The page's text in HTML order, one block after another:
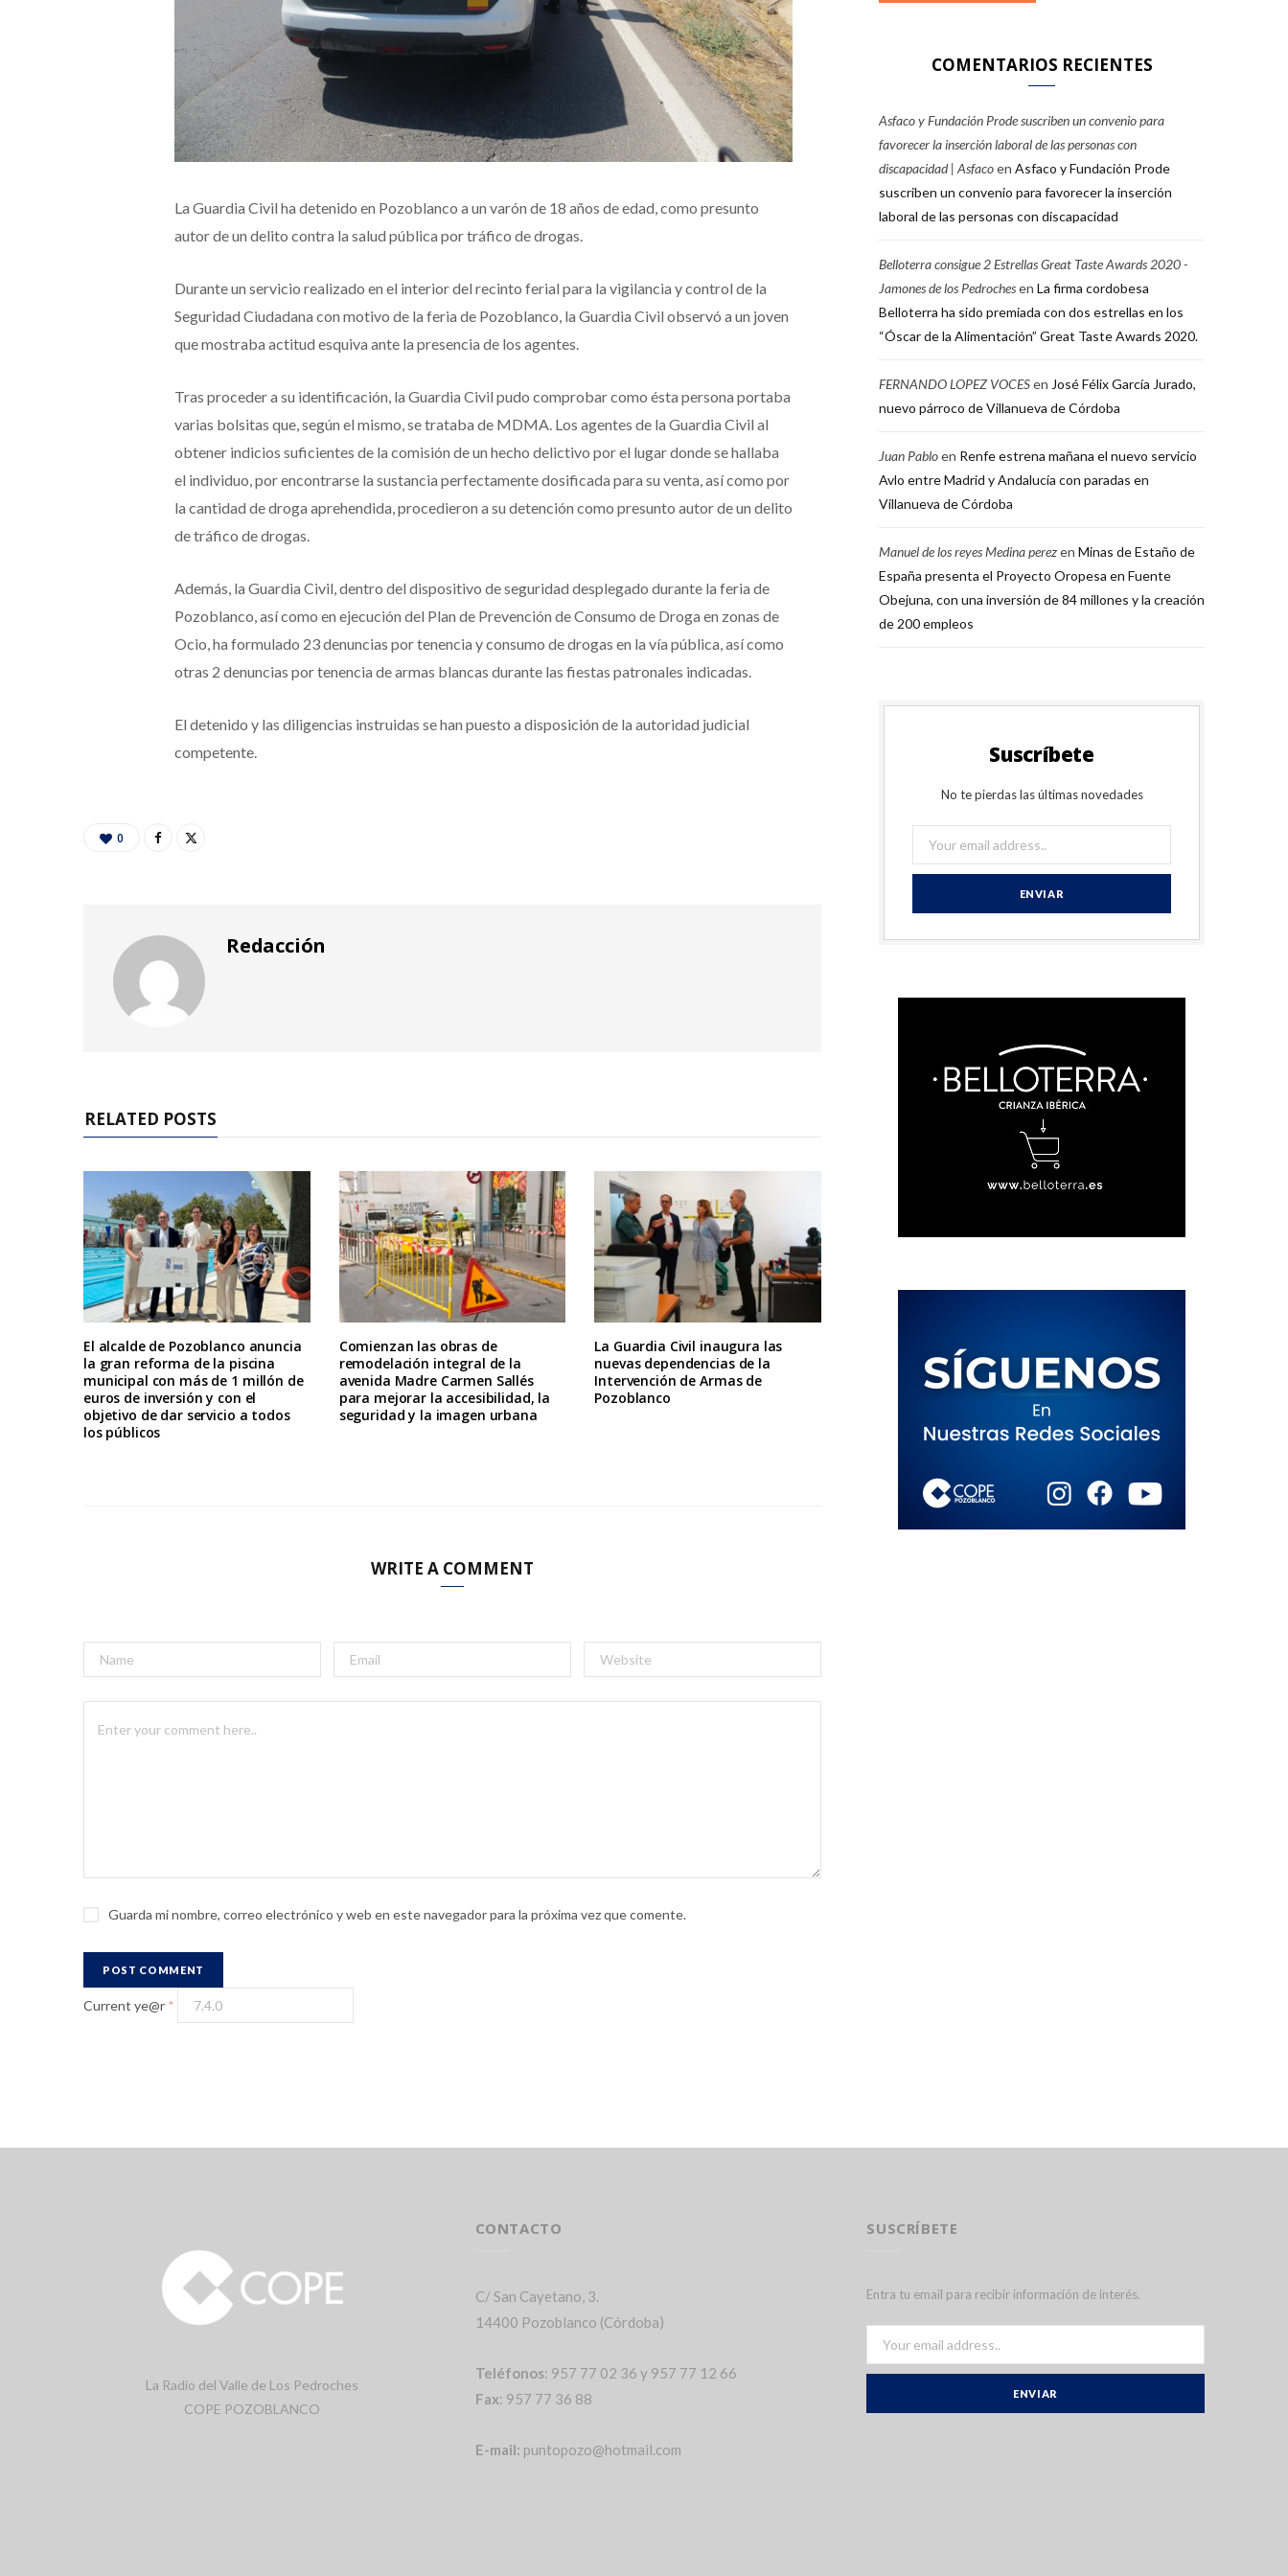
La Guardia Civil ha detenido en Pozoblanco a un varón de 18 años de edad, como presunto
autor de un delito contra la salud pública por tráfico de drogas.
Durante un servicio realizado en el interior del recinto ferial para la vigilancia y control de la
Seguridad Ciudadana con motivo de la feria de Pozoblanco, la Guardia Civil observó a un joven
que mostraba actitud esquiva ante la presencia de los agentes.
Tras proceder a su identificación, la Guardia Civil pudo comprobar como ésta persona portaba
varias bolsitas que, según el mismo, se trataba de MDMA. Los agentes de la Guardia Civil al
obtener indicios suficientes de la comisión de un hecho delictivo por el lugar donde se hallaba
el individuo, por encontrarse la sustancia perfectamente dosificada para su venta, así como por
la cantidad de droga aprehendida, procedieron a su detención como presunto autor de un delito
de tráfico de drogas.
Además, la Guardia Civil, dentro del dispositivo de seguridad desplegado durante la feria de
Pozoblanco, así como en ejecución del Plan de Prevención de Consumo de Droga en zonas de
Ocio, ha formulado 23 denuncias por tenencia y consumo de drogas en la vía pública, así como
otras 2 denuncias por tenencia de armas blancas durante las fiestas patronales indicadas.
El detenido y las diligencias instruidas se han puesto a disposición de la autoridad judicial
competente.
0
Redacción
RELATED POSTS
El alcalde de Pozoblanco anuncia
la gran reforma de la piscina
municipal con más de 1 millón de
euros de inversión y con el
objetivo de dar servicio a todos
los públicos
Comienzan las obras de
remodelación integral de la
avenida Madre Carmen Sallés
para mejorar la accesibilidad, la
seguridad y la imagen urbana
La Guardia Civil inaugura las
nuevas dependencias de la
Intervención de Armas de
Pozoblanco
WRITE A COMMENT
Guarda mi nombre, correo electrónico y web en este navegador para la próxima vez que comente.
Current ye@r *
COMENTARIOS RECIENTES
Asfaco y Fundación Prode suscriben un convenio para
favorecer la inserción laboral de las personas con
discapacidad | Asfacoen Asfaco y Fundación Prode
suscriben un convenio para favorecer la inserción
laboral de las personas con discapacidad
Belloterra consigue 2 Estrellas Great Taste Awards 2020 -
Jamones de los Pedrochesen La firma cordobesa
Belloterra ha sido premiada con dos estrellas en los
“Óscar de la Alimentación” Great Taste Awards 2020.
FERNANDO LOPEZ VOCESen José Félix García Jurado,
nuevo párroco de Villanueva de Córdoba
Juan Pabloen Renfe estrena mañana el nuevo servicio
Avlo entre Madrid y Andalucía con paradas en
Villanueva de Córdoba
Manuel de los reyes Medina perezen Minas de Estaño de
España presenta el Proyecto Oropesa en Fuente
Obejuna, con una inversión de 84 millones y la creación
de 200 empleos
Suscríbete
No te pierdas las últimas novedades
La Radio del Valle de Los Pedroches
COPE POZOBLANCO
CONTACTO
C/ San Cayetano, 3.
14400 Pozoblanco (Córdoba)
Teléfonos: 957 77 02 36 y 957 77 12 66
Fax: 957 77 36 88
E-mail: puntopozo@hotmail.com
SUSCRÍBETE
Entra tu email para recibir información de interés.